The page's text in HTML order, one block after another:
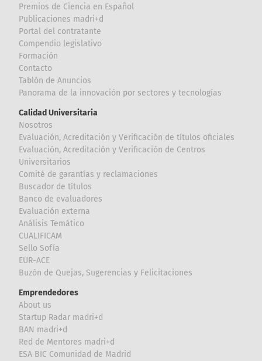
Premios de Ciencia en Español
Publicaciones madri+d
Portal del contratante
Compendio legislativo
Formación
Contacto
Tablón de Anuncios
Panorama de la innovación por sectores y tecnologías
Calidad Universitaria
Nosotros
Evaluación, Acreditación y Verificación de títulos oficiales
Evaluación, Acreditación y Verificación de Centros
Universitarios
Comité de garantías y reclamaciones
Buscador de títulos
Banco de evaluadores
Evaluación externa
Análisis Temático
CUALIFICAM
Sello Sofía
EUR-ACE
Buzón de Quejas, Sugerencias y Felicitaciones
Emprendedores
About us
Startup Radar madri+d
BAN madri+d
Red de Mentores madri+d
ESA BIC Comunidad de Madrid